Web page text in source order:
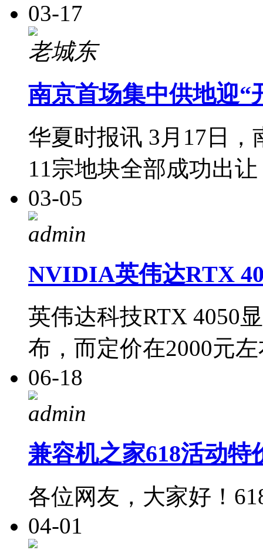
03-17
老城东
南京首场集中供地迎“
华夏时报讯 3月17日，
11宗地块全部成功出让
03-05
admin
NVIDIA英伟达RTX
英伟达科技RTX 4050
布，而定价在2000元
06-18
admin
兼容机之家618活动特
各位网友，大家好！
04-01